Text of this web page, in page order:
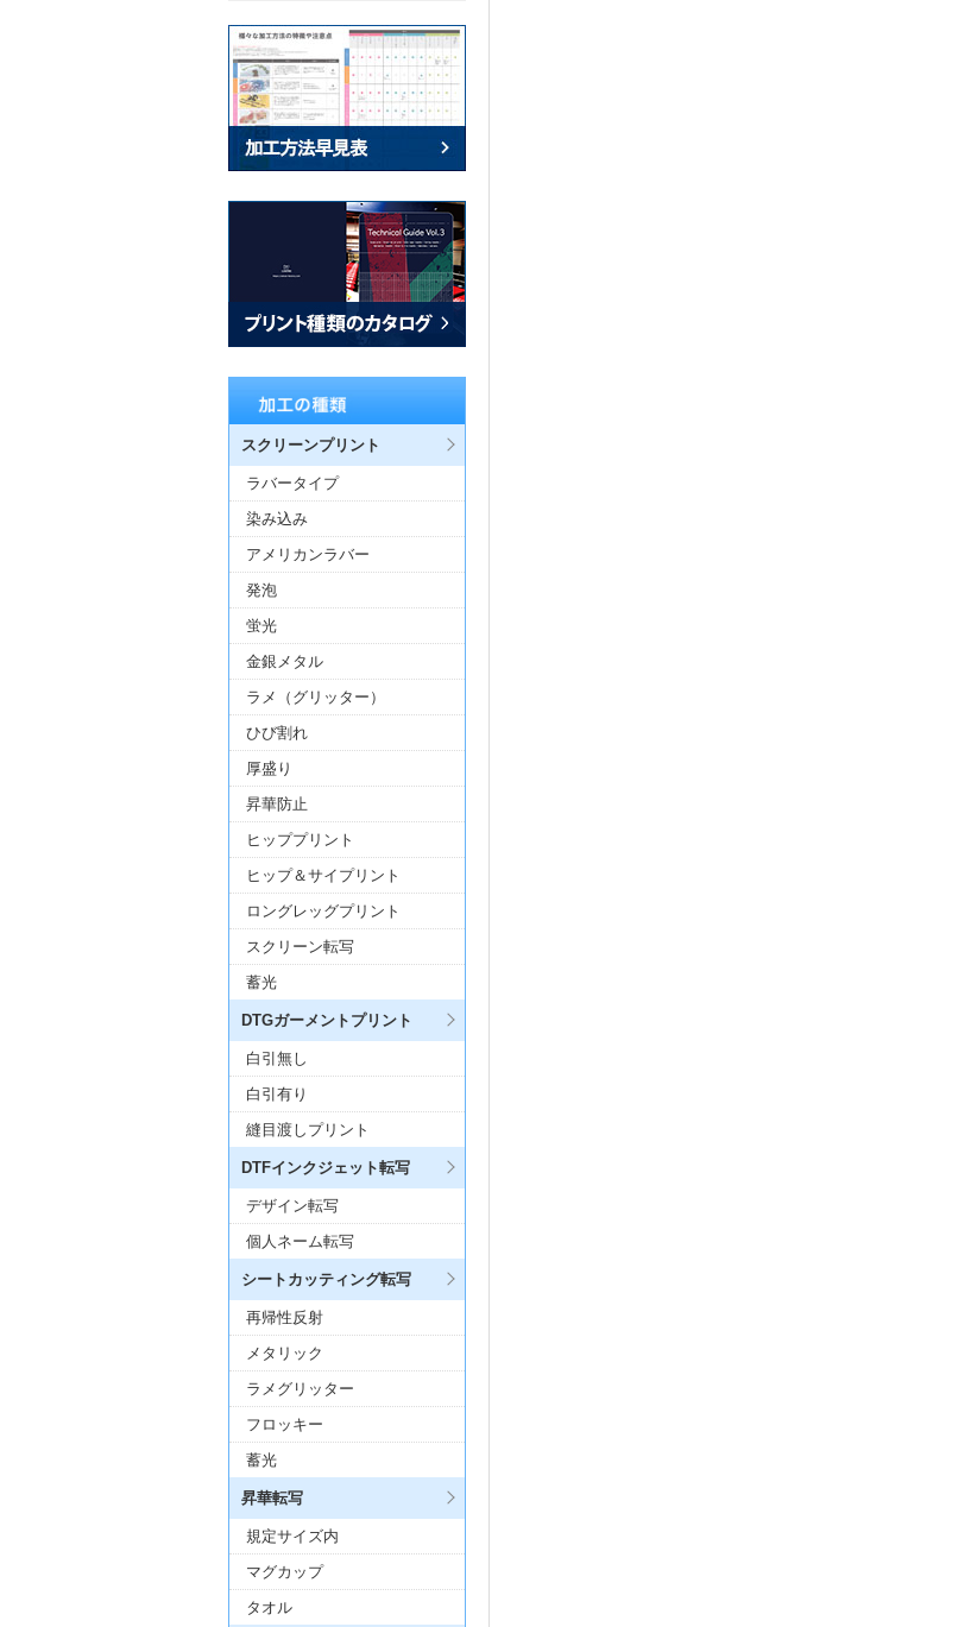
スクリーンプリント
ラバータイプ
染み込み
アメリカンラバー
発泡
蛍光
金銀メタル
ラメ（グリッター）
ひび割れ
厚盛り
昇華防止
ヒッププリント
ヒップ＆サイプリント
ロングレッグプリント
スクリーン転写
蓄光
DTGガーメントプリント
白引無し
白引有り
縫目渡しプリント
DTFインクジェット転写
デザイン転写
個人ネーム転写
シートカッティング転写
再帰性反射
メタリック
ラメグリッター
フロッキー
蓄光
昇華転写
規定サイズ内
マグカップ
タオル